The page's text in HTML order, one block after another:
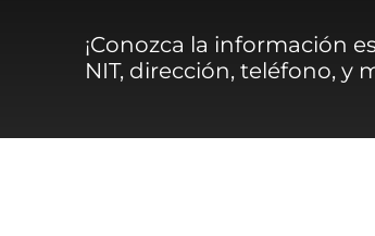
¡Conozca la información
NIT, dirección, teléfono, y